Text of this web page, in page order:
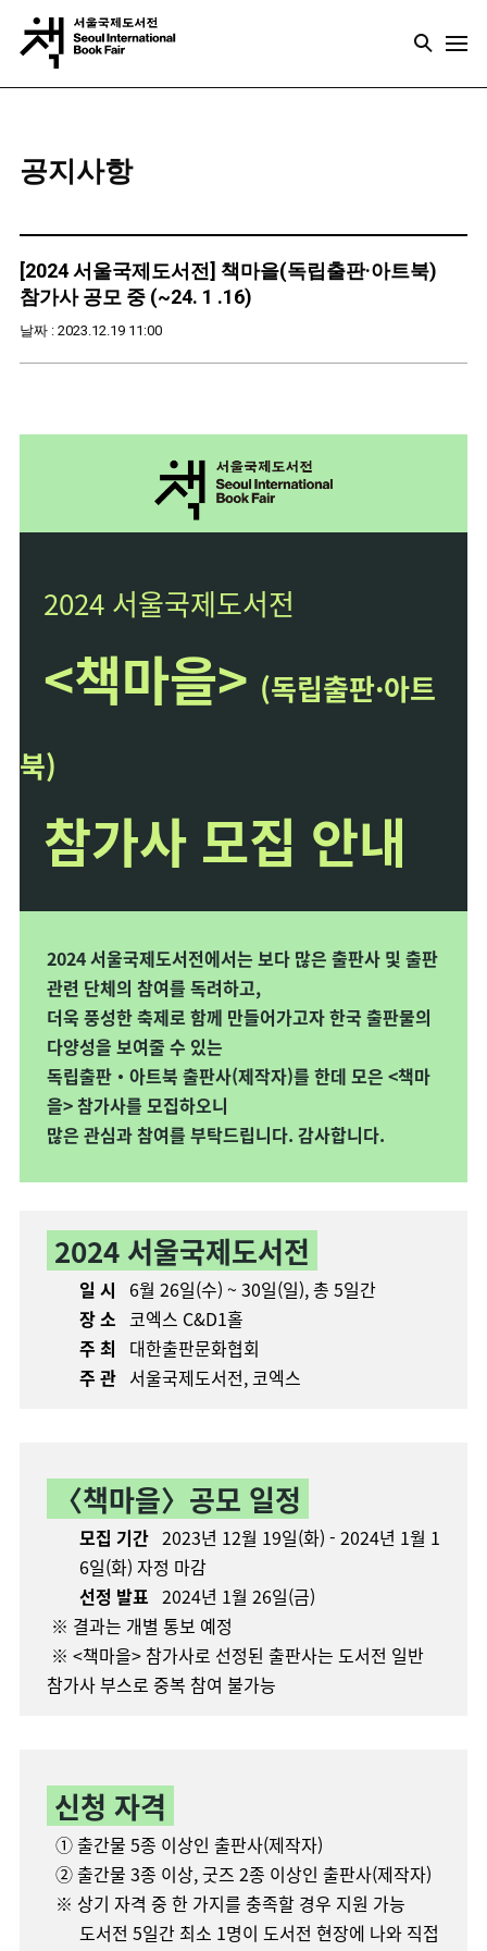
공지사항
[2024 서울국제도서전] 책마을(독립출판·아트북)
참가사 공모 중 (~24. 1 .16)
날짜 : 2023.12.19 11:00
2024 서울국제도서전
<책마을> (독립출판·아트
북)
참가사 모집 안내
2024 서울국제도서전에서는 보다 많은 출판사 및 출판
관련 단체의 참여를 독려하고,
더욱 풍성한 축제로 함께 만들어가고자 한국 출판물의
다양성을 보여줄 수 있는
독립출판・아트북 출판사(제작자)를 한데 모은 <책마
을>참가사를 모집하오니
많은 관심과 참여를 부탁드립니다. 감사합니다.
2024 서울국제도서전
일 시 6월 26일(수) ~ 30일(일), 총 5일간
장 소 코엑스 C&D1홀
주 최 대한출판문화협회
주 관 서울국제도서전, 코엑스
〈책마을〉공모 일정
모집 기간 2023년 12월 19일(화) - 2024년 1월 1
6일(화) 자정 마감
선정 발표 2024년 1월 26일(금)
※ 결과는 개별 통보 예정
※ <책마을> 참가사로 선정된 출판사는 도서전 일반
참가사 부스로 중복 참여 불가능
신청 자격
① 출간물 5종 이상인 출판사(제작자)
② 출간물 3종 이상, 굿즈 2종 이상인 출판사(제작자)
※ 상기 자격 중 한 가지를 충족할 경우 지원 가능
도서전 5일간 최소 1명이 도서전 현장에 나와 직접